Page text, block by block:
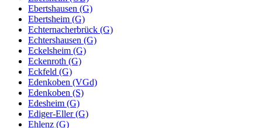
Ebertshausen (G)
Ebertsheim (G)
Echternacherbrück (G)
Echtershausen (G)
Eckelsheim (G)
Eckenroth (G)
Eckfeld (G)
Edenkoben (VGd)
Edenkoben (S)
Edesheim (G)
Ediger-Eller (G)
Ehlenz (G)